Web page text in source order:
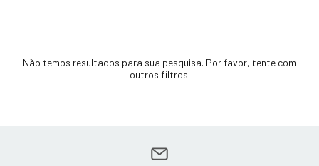
Não temos resultados para sua pesquisa. Por favor, tente com
outros filtros.